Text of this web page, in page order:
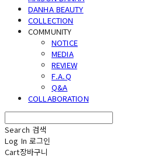
DANHA BEAUTY
COLLECTION
COMMUNITY
NOTICE
MEDIA
REVIEW
F.A.Q
Q&A
COLLABORATION
Search 검색
Log In 로그인
Cart장바구니